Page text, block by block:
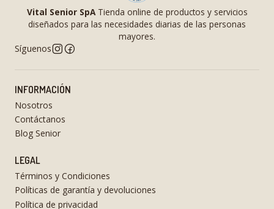
Vital Senior SpATienda online de productos y servicios
diseñados para las necesidades diarias de las personas
mayores.
Síguenos
INFORMACIÓN
Nosotros
Contáctanos
Blog Senior
LEGAL
Términos y Condiciones
Políticas de garantía y devoluciones
Política de privacidad